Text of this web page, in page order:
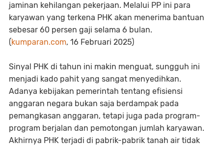
jaminan kehilangan pekerjaan. Melalui PP ini para
karyawan yang terkena PHK akan menerima bantuan
sebesar 60 persen gaji selama 6 bulan.
( kumparan.com, 16 Februari 2025)
Sinyal PHK di tahun ini makin menguat, sungguh ini
menjadi kado pahit yang sangat menyedihkan.
Adanya kebijakan pemerintah tentang efisiensi
anggaran negara bukan saja berdampak pada
pemangkasan anggaran, tetapi juga pada program-
program berjalan dan pemotongan jumlah karyawan.
Akhirnya PHK terjadi di pabrik-pabrik tanah air tidak